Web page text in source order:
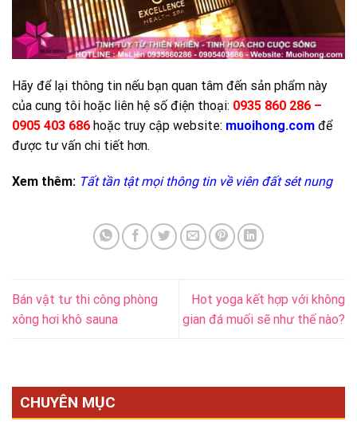
Hãy để lại thông tin nếu bạn quan tâm đến sản phẩm này
của cung tôi hoặc liên hệ số điện thoại: 0935 860 286 –
0905 403 686 hoặc truy cập website: muoihong.com để
được tư vấn chi tiết hơn.
Xem thêm: Tất tần tật mọi thông tin về viên đất sét nung
Bán vật tư thi công phòng
xông hơi khô sauna
Hot yoga kết hợp với không
gian đá muối sẽ như thế nào?
CHUYÊN MỤC